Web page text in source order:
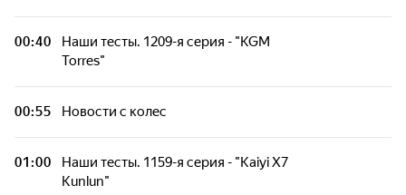
00:40
Наши тесты. 1209-я серия - "KGM
Torres"
00:55 Новости с колес
01:00
Наши тесты. 1159-я серия - "Kaiyi X7
Kunlun"